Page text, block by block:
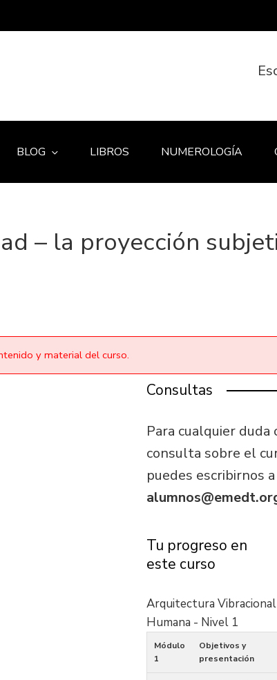
BLOG LIBROS NUMEROLOGÍA
– la proyección
y material del curso.
Consultas
Para cualquier duda
consulta sobre el
puedes escribirnos a
Tu progreso en
este curso
Arquitectura Vibracional
Humana - Nivel 1
Módulo
1
Objetivos y
presentación